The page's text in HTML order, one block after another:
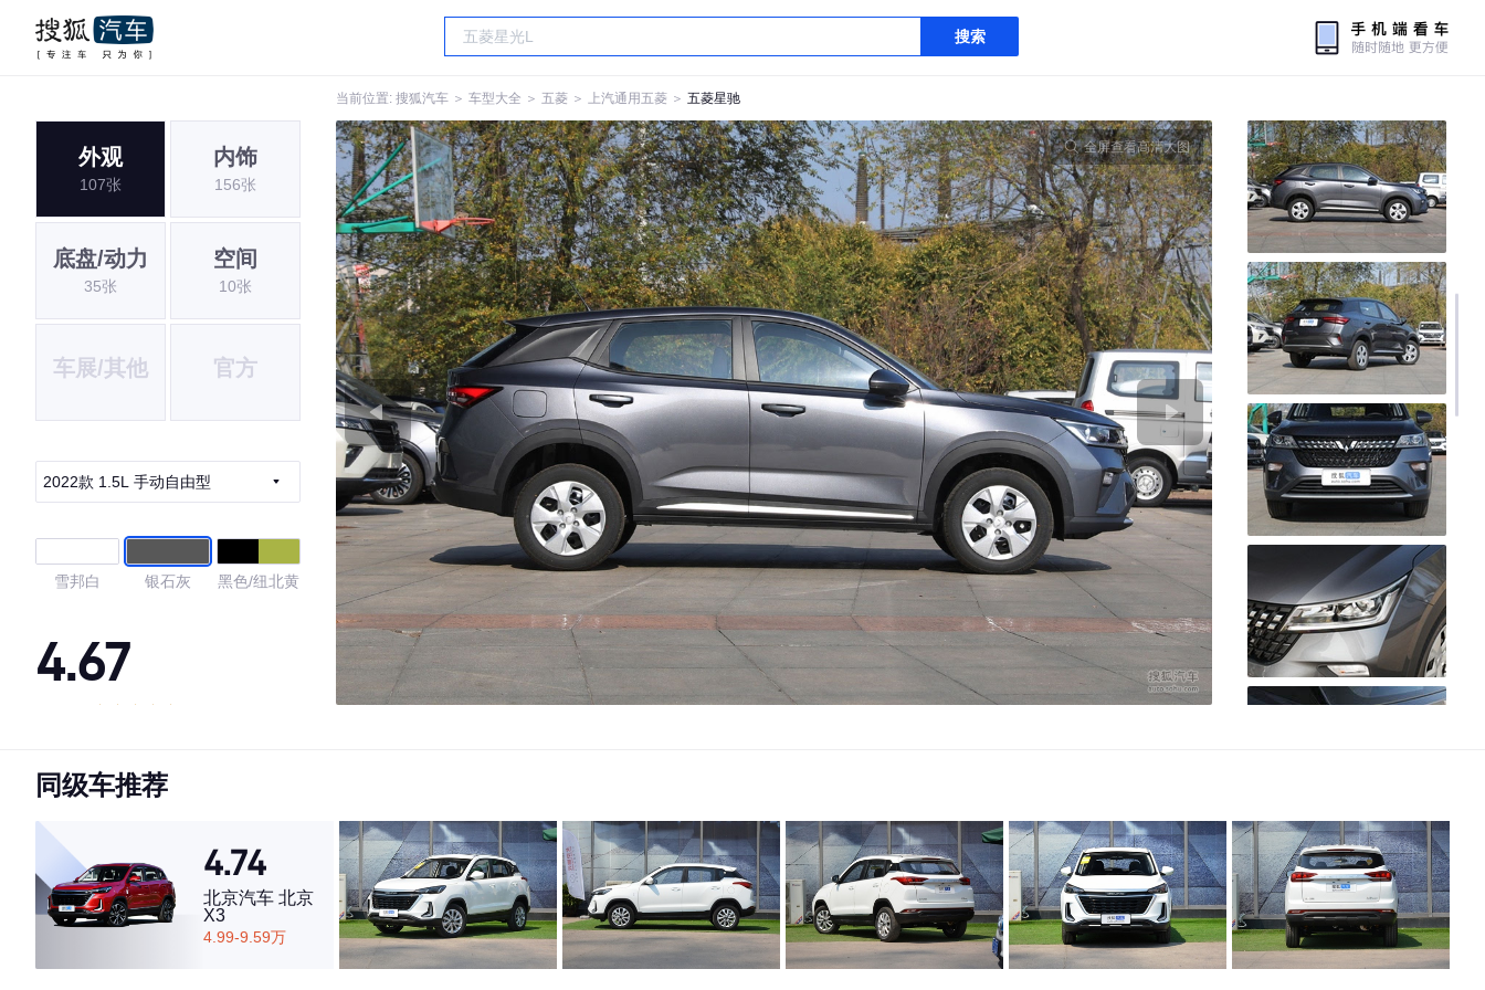
搜索
当前位置: 搜狐汽车 ＞ 车型大全 ＞ 五菱 ＞ 上汽通用五菱 ＞ 五菱星驰
外观
107张
内饰
156张
底盘/动力
35张
空间
10张
车展/其他 官方
2022款 1.5L 手动自由型
雪邦白 银石灰 黑色/纽北黄
4.67
·内饰表现一般，低于53%同级车
·空间表现较为优秀，优于63%同级车
全屏查看高清大图
同级车推荐
4.74
北京汽车 北京
X3
4.99-9.59万